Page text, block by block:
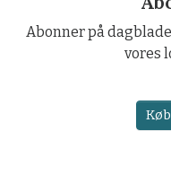
Abonner på
vores